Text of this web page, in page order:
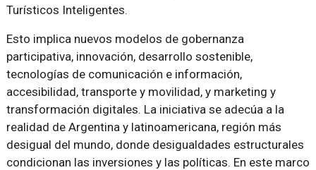
Turísticos Inteligentes.
Esto implica nuevos modelos de gobernanza
participativa, innovación, desarrollo sostenible,
tecnologías de comunicación e información,
accesibilidad, transporte y movilidad, y marketing y
transformación digitales. La iniciativa se adecúa a la
realidad de Argentina y latinoamericana, región más
desigual del mundo, donde desigualdades estructurales
condicionan las inversiones y las políticas. En este marco